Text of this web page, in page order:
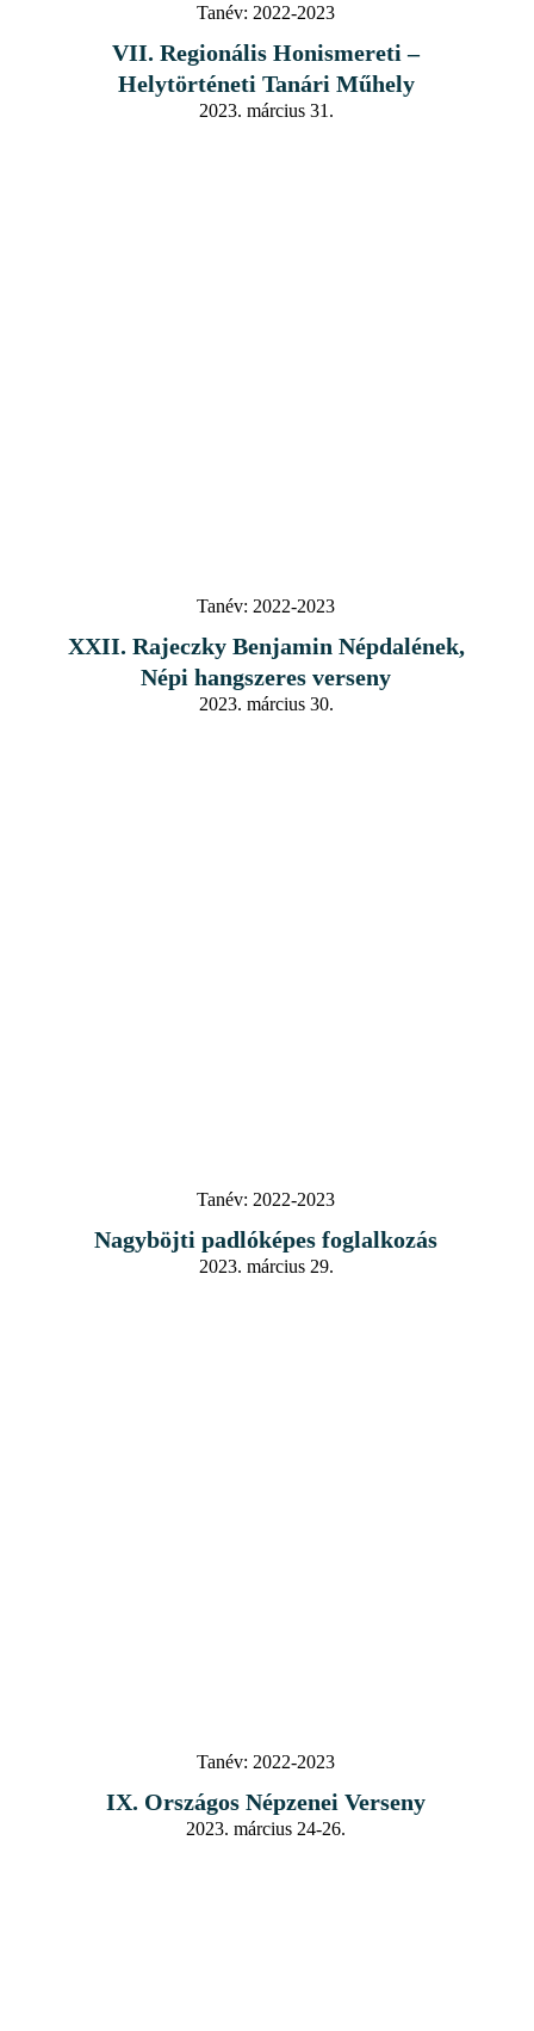
Tanév: 2022-2023
VII. Regionális Honismereti –
Helytörténeti Tanári Műhely
2023. március 31.
Tanév: 2022-2023
XXII. Rajeczky Benjamin Népdalének,
Népi hangszeres verseny
2023. március 30.
Tanév: 2022-2023
Nagyböjti padlóképes foglalkozás
2023. március 29.
Tanév: 2022-2023
IX. Országos Népzenei Verseny
2023. március 24-26.